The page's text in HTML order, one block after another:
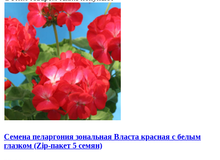
Семена пеларгония зональная Власта красная с белым
глазком (Zip-пакет 5 семян)